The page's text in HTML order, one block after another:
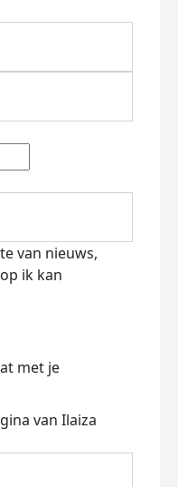
van nieuws,
ik kan
met je
van Ilaiza